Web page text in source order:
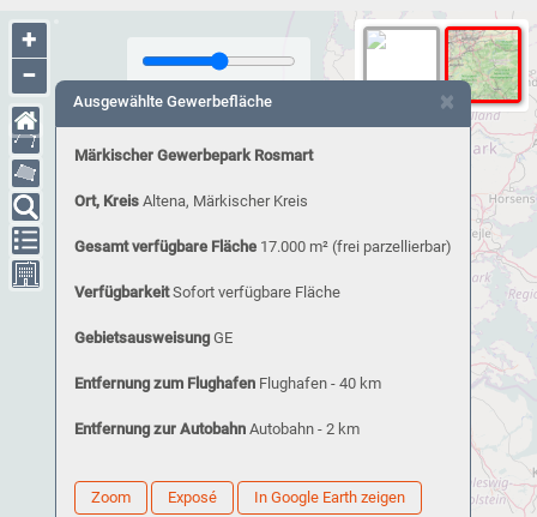
+
−
×
Ausgewählte Gewerbefläche
Märkischer Gewerbepark Rosmart
Ort, Kreis Altena, Märkischer Kreis
Gesamt verfügbare Fläche 17.000 m²(frei parzellierbar)
Verfügbarkeit Sofort verfügbare Fläche
GebietsausweisungGE
Entfernung zum Flughafen Flughafen - 40 km
Entfernung zur Autobahn Autobahn - 2 km
Zoom Exposé In Google Earth zeigen